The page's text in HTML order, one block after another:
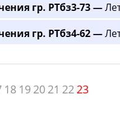
гр. РТбз3-73 —
гр. РТбз4-62 —
18 19 20 21 2223